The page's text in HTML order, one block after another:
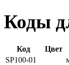
Коды
Код Цвет
SP100-01